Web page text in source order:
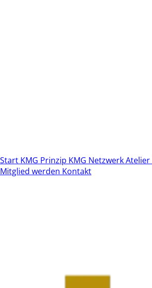
Start KMG Prinzip KMG NetzwerkAtelier
Mitglied werden Kontakt